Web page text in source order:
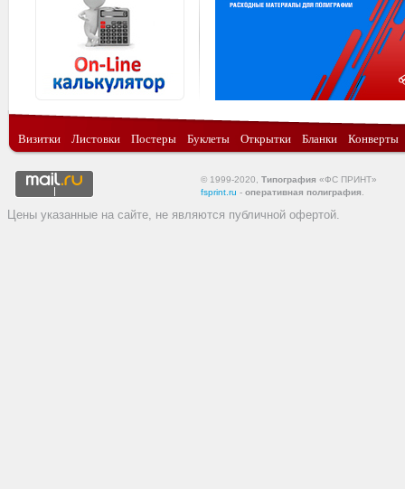
Визитки Листовки Постеры Буклеты Открытки Бланки Конверты
© 1999-2020, Типография «ФС ПРИНТ»
fsprint.ru - оперативная полиграфия
Цены указанные на сайте, не являются публичной офертой.